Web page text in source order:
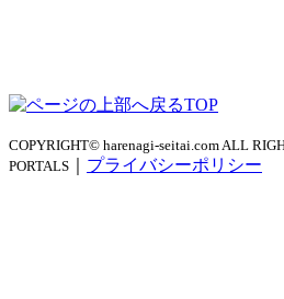
TOP
COPYRIGHT© harenagi-seitai.com ALL
PORTALS
プライバシーポリシー